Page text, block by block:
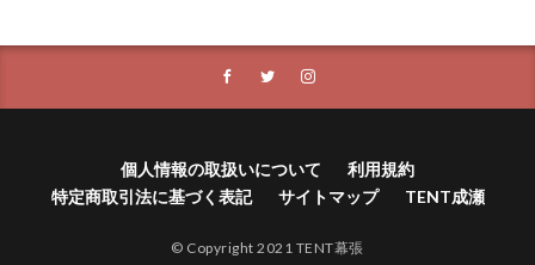
個人情報の取扱いについて
利用規約
特定商取引法に基づく表記
サイトマップ TENT成瀬
© Copyright 2021 TENT幕張